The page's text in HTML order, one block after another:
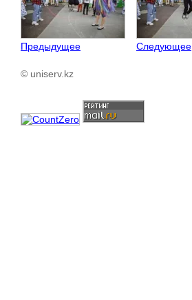
Предыдущее Следующее
© uniserv.kz